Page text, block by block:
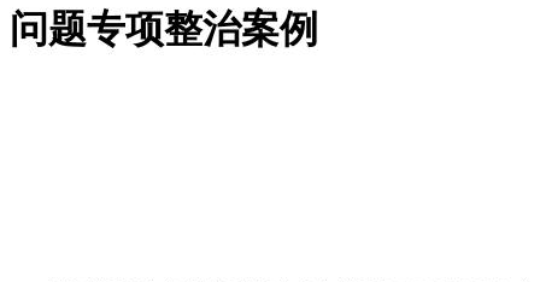
问题专项整治案例